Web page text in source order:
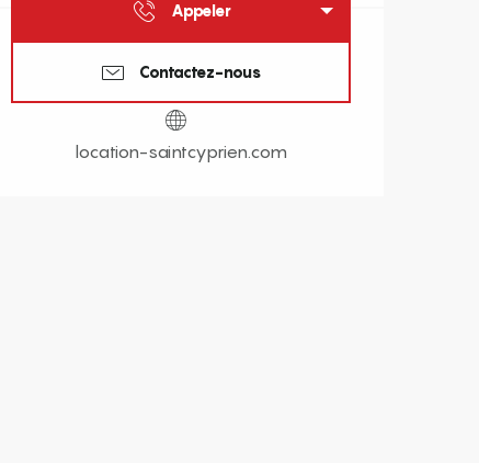
Appeler
Contactez-nous
location-saintcyprien.com